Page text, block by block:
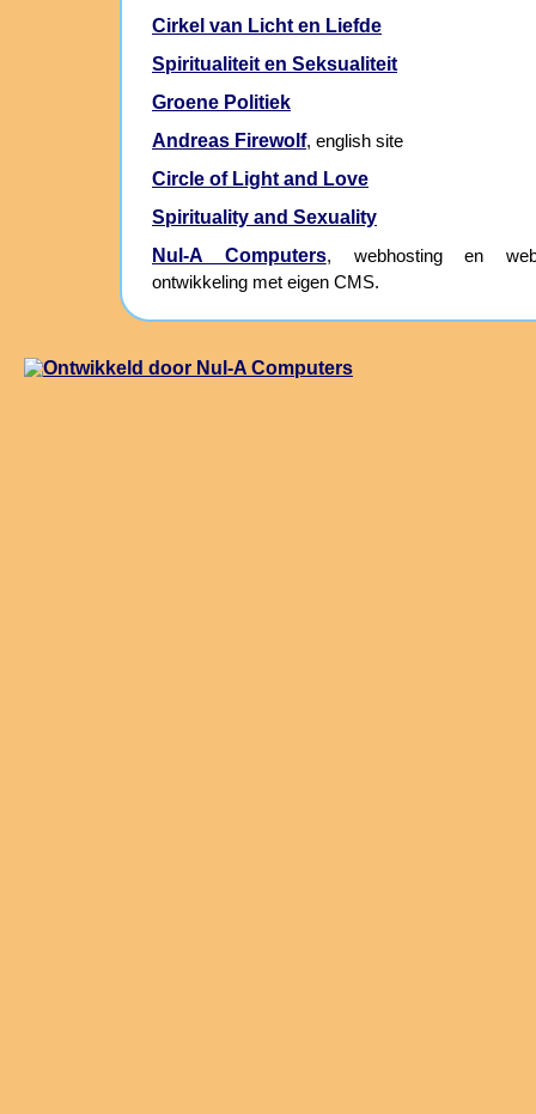
Cirkel van Licht en Liefde
Spiritualiteit en Seksualiteit
Groene Politiek
Andreas Firewolf, english site
Circle of Light and Love
Spirituality and Sexuality
Nul-A Computers, webhosting en
ontwikkeling met eigen CMS.